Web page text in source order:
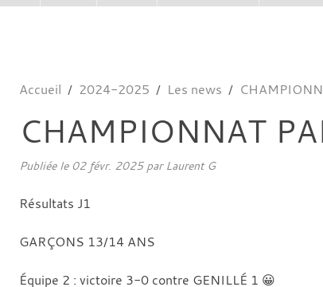
Accueil 2024-2025 Les news
CHAMPIONNAT
Publiée le 02 févr. 2025par Laurent G
Résultats J1
GARÇONS 13/14 ANS
Équipe 2 : victoire 3-0 contre GENILLÉ 1 😀